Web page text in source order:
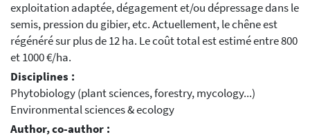
exploitation adaptée, dégagement et/ou dépressage dans le
semis, pression du gibier, etc. Actuellement, le chêne est
régénéré sur plus de 12 ha. Le coût total est estimé entre 800
et 1000 €/ha.
Disciplines :
Phytobiology (plant sciences, forestry, mycology...)
Environmental sciences & ecology
Author, co-author :